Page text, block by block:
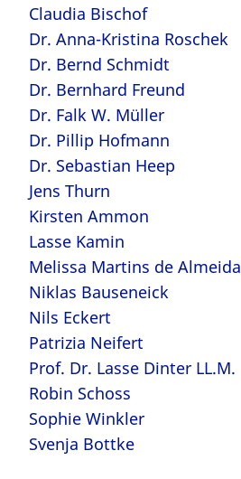
Claudia Bischof
Dr. Anna-Kristina Roschek
Dr. Bernd Schmidt
Dr. Bernhard Freund
Dr. Falk W. Müller
Dr. Pillip Hofmann
Dr. Sebastian Heep
Jens Thurn
Kirsten Ammon
Lasse Kamin
Melissa Martins de Almeida
Niklas Bauseneick
Nils Eckert
Patrizia Neifert
Prof. Dr. Lasse Dinter LL.M.
Robin Schoss
Sophie Winkler
Svenja Bottke